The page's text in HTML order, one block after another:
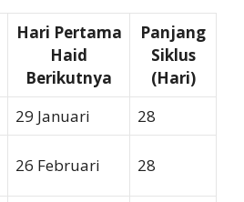
Hari Pertama
Haid
Berikutnya
Panjang
Siklus
(Hari)
29 Januari 28
26 Februari 28